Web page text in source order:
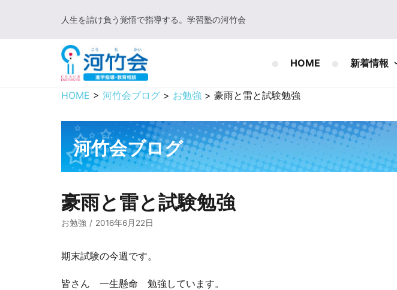
人生を請け負う覚悟で指導する。学習塾の河竹会
HOME 新着情報
HOME > 河竹会ブログ > お勉強 > 豪雨と雷と試験勉強
河竹会ブログ
豪雨と雷と試験勉強
お勉強 2016年6月22日
期末試験の今週です。
皆さん 一生懸命 勉強しています。